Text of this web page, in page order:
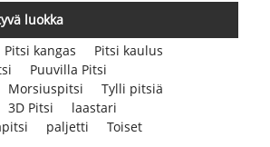
luokka
Pitsi kangas
Pitsi kaulus
Puuvilla Pitsi
Morsiuspitsi
Tylli pitsiä
3D Pitsi
laastari
paljetti
Toiset